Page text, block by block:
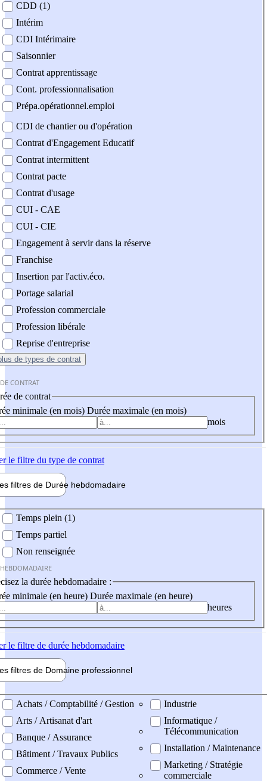
CDD (1)
Intérim
CDI Intérimaire
Saisonnier
Contrat apprentissage
Cont. professionnalisation
Prépa.opérationnel.emploi
CDI de chantier ou d'opération
Contrat d'Engagement Educatif
Contrat intermittent
Contrat pacte
Contrat d'usage
CUI - CAE
CUI - CIE
Engagement à servir dans la réserve
Franchise
Insertion par l'activ.éco.
Portage salarial
Profession commerciale
Profession libérale
Reprise d'entreprise
de types de contrat
CONTRAT
de contrat
minimale (en mois) Durée maximale (en mois)
mois
le filtre du type de contrat
filtres de Durée hebdomadaire
Temps plein (1)
Temps partiel
Non renseignée
la durée hebdomadaire :
minimale (en heure) Durée maximale (en heure)
heures
le filtre de durée hebdomadaire
filtres de Domaine professionnel
professionel
Achats / Comptabilité / Gestion
Arts / Artisanat d'art
Banque / Assurance
Bâtiment / Travaux Publics
Commerce / Vente
Industrie
Informatique /
Télécommunication
Installation / Maintenance
Marketing / Stratégie
commerciale